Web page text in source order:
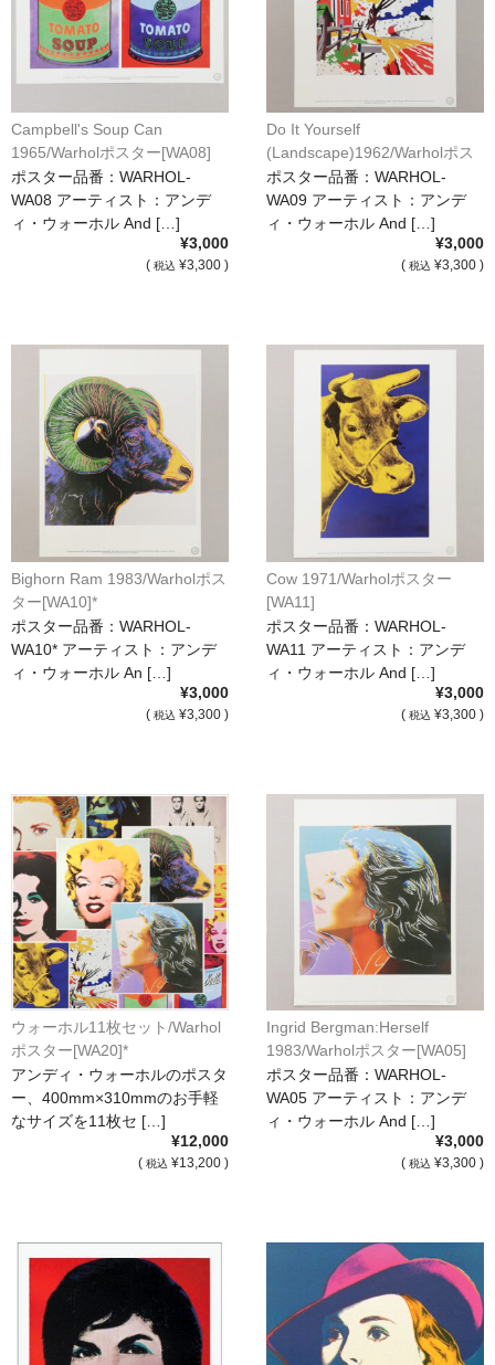
Campbell's Soup Can
1965/Warholポスター[WA08]
ポスター品番：WARHOL-
WA08 アーティスト：アンデ
ィ・ウォーホル And […]
¥3,000
( 税込 ¥3,300 )
Do It Yourself
(Landscape)1962/Warholポス
ター[WA09]
ポスター品番：WARHOL-
WA09 アーティスト：アンデ
ィ・ウォーホル And […]
¥3,000
( 税込 ¥3,300 )
Bighorn Ram 1983/Warholポス
ター[WA10]*
ポスター品番：WARHOL-
WA10* アーティスト：アンデ
ィ・ウォーホル An […]
¥3,000
( 税込 ¥3,300 )
Cow 1971/Warholポスター
[WA11]
ポスター品番：WARHOL-
WA11 アーティスト：アンデ
ィ・ウォーホル And […]
¥3,000
( 税込 ¥3,300 )
ウォーホル11枚セット/Warhol
ポスター[WA20]*
アンディ・ウォーホルのポスタ
ー、400mm×310mmのお手軽
なサイズを11枚セ […]
¥12,000
( 税込 ¥13,200 )
Ingrid Bergman:Herself
1983/Warholポスター[WA05]
ポスター品番：WARHOL-
WA05 アーティスト：アンデ
ィ・ウォーホル And […]
¥3,000
( 税込 ¥3,300 )